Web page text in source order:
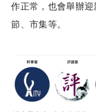
作正常，也會舉辦
節、市集等。